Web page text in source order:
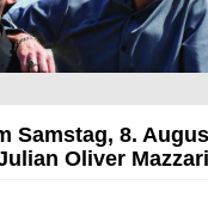
Mazzariello zu Gast
Samstag, 8.
Oliver